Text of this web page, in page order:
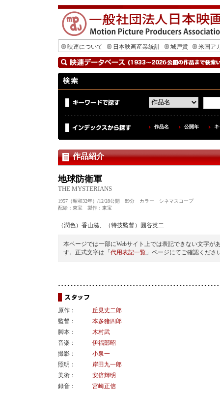
映連について 日本映画産業統計 城戸賞 米国ア
作品名 公開年
作品紹介
地球防衛軍
THE MYSTERIANS
1957（昭和32年）/12/28公開 89分 カラー シネマスコープ
配給：東宝 製作：東宝
（潤色）香山滋、（特技監督）圓谷英二
本ページでは一部にWebサイト上では表記できない文字が
す。正式文字は「 代用表記一覧」ページにてご確認くださ
原作：
丘見丈二郎
監督：
本多猪四郎
脚本：
木村武
音楽：
伊福部昭
撮影：
小泉一
照明：
岸田九一郎
美術：
安倍輝明
録音：
宮崎正信